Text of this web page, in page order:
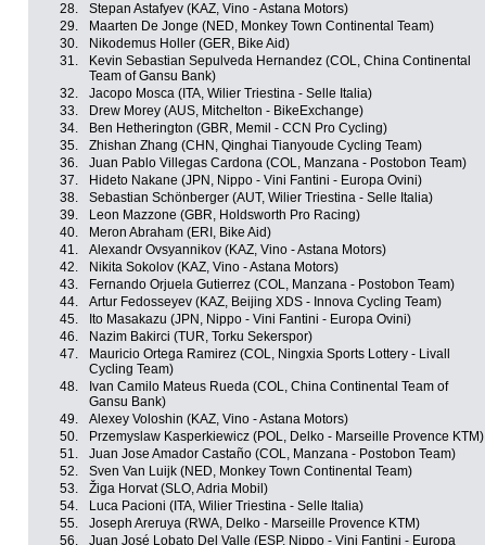
28. Stepan Astafyev (KAZ, Vino - Astana Motors)
29.
Maarten De Jonge (NED, Monkey Town Continental Team)
30.
Nikodemus Holler (GER, Bike Aid)
31.
Kevin Sebastian Sepulveda Hernandez (COL, China Continental
Team of Gansu Bank)
32. Jacopo Mosca (ITA, Wilier Triestina - Selle Italia)
33.
Drew Morey (AUS, Mitchelton - BikeExchange)
34.
Ben Hetherington (GBR, Memil - CCN Pro Cycling)
35.
Zhishan Zhang (CHN, Qinghai Tianyoude Cycling Team)
36.
Juan Pablo Villegas Cardona (COL, Manzana - Postobon Team)
37.
Hideto Nakane (JPN, Nippo - Vini Fantini - Europa Ovini)
38.
Sebastian Schönberger (AUT, Wilier Triestina - Selle Italia)
39.
Leon Mazzone (GBR, Holdsworth Pro Racing)
40.
Meron Abraham (ERI, Bike Aid)
41.
Alexandr Ovsyannikov (KAZ, Vino - Astana Motors)
42.
Nikita Sokolov (KAZ, Vino - Astana Motors)
43.
Fernando Orjuela Gutierrez (COL, Manzana - Postobon Team)
44.
Artur Fedosseyev (KAZ, Beijing XDS - Innova Cycling Team)
45.
Ito Masakazu (JPN, Nippo - Vini Fantini - Europa Ovini)
46.
Nazim Bakirci (TUR, Torku Sekerspor)
47.
Mauricio Ortega Ramirez (COL, Ningxia Sports Lottery - Livall
Cycling Team)
48.
Ivan Camilo Mateus Rueda (COL, China Continental Team of
Gansu Bank)
49. Alexey Voloshin (KAZ, Vino - Astana Motors)
50.
Przemyslaw Kasperkiewicz (POL, Delko - Marseille Provence KTM)
51.
Juan Jose Amador Castaño (COL, Manzana - Postobon Team)
52.
Sven Van Luijk (NED, Monkey Town Continental Team)
53.
Žiga Horvat (SLO, Adria Mobil)
54.
Luca Pacioni (ITA, Wilier Triestina - Selle Italia)
55.
Joseph Areruya (RWA, Delko - Marseille Provence KTM)
56.
Juan José Lobato Del Valle (ESP, Nippo - Vini Fantini - Europa